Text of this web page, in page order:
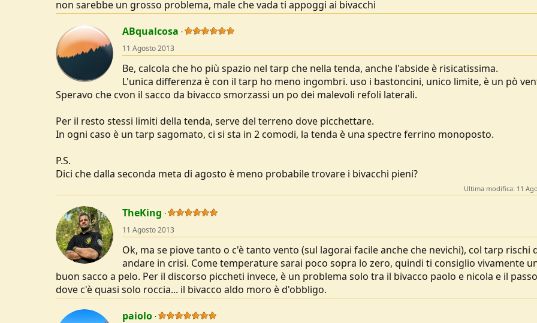
non sarebbe un grosso problema, male che vada ti appoggi ai bivacchi
ABqualcosa
11 Agosto 2013
Be, calcola che ho più spazio nel tarp che nella tenda, anche l'abside è risicatissima.
L'unica differenza è con il tarp ho meno ingombri. uso i bastoncini, unico limite, è un pò
Speravo che cvon il sacco da bivacco smorzassi un po dei malevoli refoli laterali.
Per il resto stessi limiti della tenda, serve del terreno dove picchettare.
In ogni caso è un tarp sagomato, ci si sta in 2 comodi, la tenda è una spectre ferrino monoposto.
P.S.
Dici che dalla seconda meta di agosto è meno probabile trovare i bivacchi pieni?
Ultima modifica: 11
TheKing
11 Agosto 2013
Ok, ma se piove tanto o c'è tanto vento (sul lagorai facile anche che nevichi), col tarp rischi
andare in crisi. Come temperature sarai poco sopra lo zero, quindi ti consiglio vivamente
buon sacco a pelo. Per il discorso piccheti invece, è un problema solo tra il bivacco paolo e nicola e il
dove c'è quasi solo roccia... il bivacco aldo moro è d'obbligo.
paiolo